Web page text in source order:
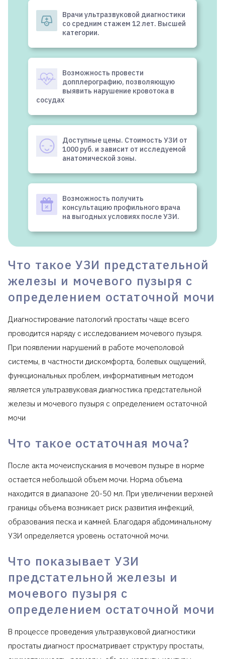
Врачи ультразвуковой диагностики
со средним стажем 12 лет. Высшей
категории.
Возможность провести
допплерографию, позволяющую
выявить нарушение кровотока в
сосудах
Доступные цены. Стоимость УЗИ от
1000 руб. и зависит от исследуемой
анатомической зоны.
Возможность получить
консультацию профильного врача
на выгодных условиях после УЗИ.
Что такое УЗИ предстательной
железы и мочевого пузыря с
определением остаточной мочи
Диагностирование патологий простаты чаще всего
проводится наряду с исследованием мочевого пузыря.
При появлении нарушений в работе мочеполовой
системы, в частности дискомфорта, болевых ощущений,
функциональных проблем, информативным методом
является ультразвуковая диагностика предстательной
железы и мочевого пузыря с определением остаточной
мочи
Что такое остаточная моча?
После акта мочеиспускания в мочевом пузыре в норме
остается небольшой объем мочи. Норма объема
находится в диапазоне 20-50 мл. При увеличении верхней
границы объема возникает риск развития инфекций,
образования песка и камней. Благодаря абдоминальному
УЗИ определяется уровень остаточной мочи.
Что показывает УЗИ
предстательной железы и
мочевого пузыря с
определением остаточной мочи
В процессе проведения ультразвуковой диагностики
простаты диагност просматривает структуру простаты,